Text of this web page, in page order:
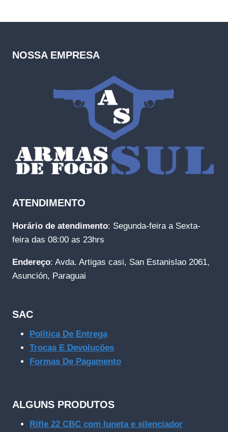
NOSSA EMPRESA
ATENDIMENTO
Horário de atendimento: Segunda-feira a Sexta-
feira das 08:00 as 23hrs
Endereço: Avda. Artigas casi, San Estanislao 2061,
Asunción, Paraguai
SAC
Política De Entrega
Trocas E Devoluções
Formas De Pagamento
ALGUNS PRODUTOS
Rifle 22 CBC com luneta e silenciador